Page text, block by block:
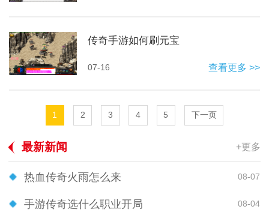
传奇手游如何刷元宝
07-16 查看更多 >>
1 2 3 4 5 下一页
最新新闻 +更多
热血传奇火雨怎么来 08-07
手游传奇选什么职业开局 08-04